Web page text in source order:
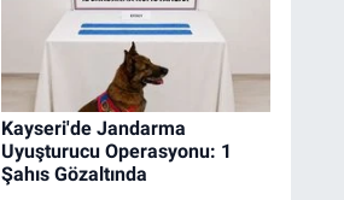
Kayseri'de Jandarma
Uyuşturucu Operasyonu: 1
Şahıs Gözaltında